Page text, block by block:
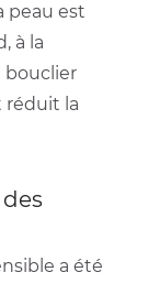
peau est
à la
bouclier
réduit la
a été